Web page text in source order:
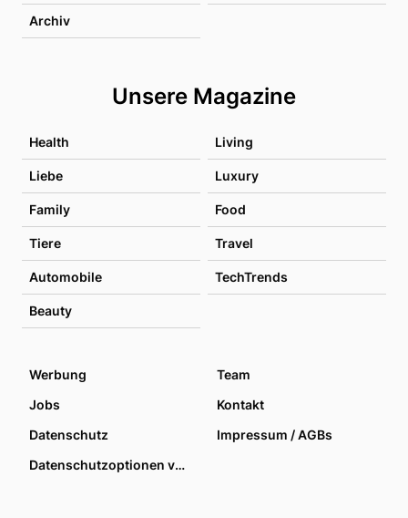
Archiv
Unsere Magazine
Health Living
Liebe Luxury
Family Food
Tiere Travel
Automobile TechTrends
Beauty
Werbung
Team
Jobs
Kontakt
Datenschutz
Impressum / AGBs
Datenschutzoptionen verwalten